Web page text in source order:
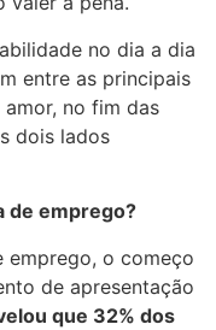
no dia a dia
entre as principais
no fim das
dois lados
de emprego?
emprego, o começo
de apresentação
que 32% dos